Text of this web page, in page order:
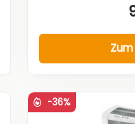
-36%